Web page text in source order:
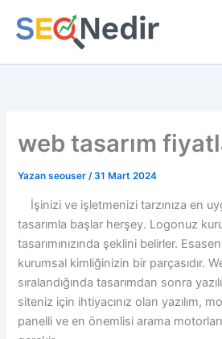
atla
web tasarım
Yazan seouser/31 Mart 2024
İşinizi ve işletmenizi tarzınıza en
tasarımla başlar herşey. Logonuz
tasarımınızında şeklini belirler.
kurumsal kimliğinizin bir parçasıdır.
sıralandığında tasarımdan sonra
siteniz için ihtiyacınız olan yazılım,
panelli ve en önemlisi arama